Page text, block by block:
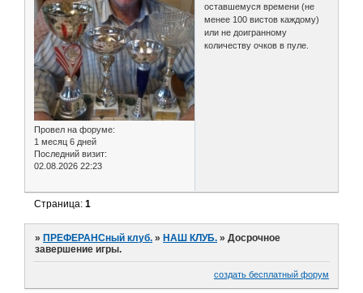
Провел на форуме:
1 месяц 6 дней
Последний визит:
02.08.2026 22:23
оставшемуся времени (не
менее 100 вистов каждому)
или не доигранному
количеству очков в пуле.
Страница:1
»ПРЕФЕРАНСный клуб. »НАШ КЛУБ. »Досрочное
завершение игры.
создать бесплатный форум